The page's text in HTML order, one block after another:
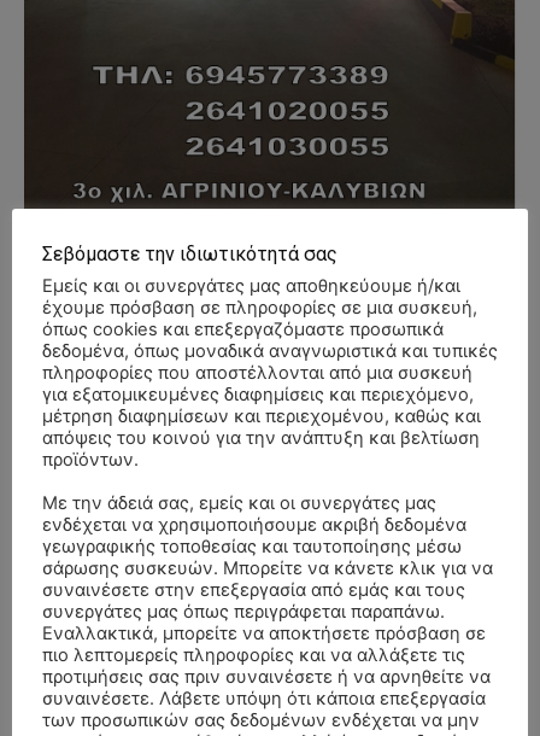
ΣΥΛΛΥΠΗΤΗΡΙΑ ΜΗΝΥΜΑΤΑ
Σεβόμαστε την ιδιωτικότητά σας
Εμείς και οι συνεργάτες μας αποθηκεύουμε ή/και
έχουμε πρόσβαση σε πληροφορίες σε μια συσκευή,
όπως cookies και επεξεργαζόμαστε προσωπικά
δεδομένα, όπως μοναδικά αναγνωριστικά και τυπικές
πληροφορίες που αποστέλλονται από μια συσκευή
για εξατομικευμένες διαφημίσεις και περιεχόμενο,
μέτρηση διαφημίσεων και περιεχομένου, καθώς και
απόψεις του κοινού για την ανάπτυξη και βελτίωση
προϊόντων.
Με την άδειά σας, εμείς και οι συνεργάτες μας
ενδέχεται να χρησιμοποιήσουμε ακριβή δεδομένα
γεωγραφικής τοποθεσίας και ταυτοποίησης μέσω
σάρωσης συσκευών. Μπορείτε να κάνετε κλικ για να
συναινέσετε στην επεξεργασία από εμάς και τους
συνεργάτες μας όπως περιγράφεται παραπάνω.
Εναλλακτικά, μπορείτε να αποκτήσετε πρόσβαση σε
πιο λεπτομερείς πληροφορίες και να αλλάξετε τις
προτιμήσεις σας πριν συναινέσετε ή να αρνηθείτε να
συναινέσετε. Λάβετε υπόψη ότι κάποια επεξεργασία
των προσωπικών σας δεδομένων ενδέχεται να μην